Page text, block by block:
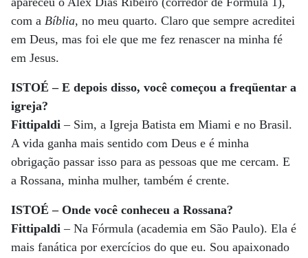
com a Bíblia, no meu quarto. Claro que sempre acreditei
em Deus, mas foi ele que me fez renascer na minha fé
em Jesus.
ISTOÉ – E depois disso, você começou a freqüentar a
igreja?
Fittipaldi – Sim, a Igreja Batista em Miami e no Brasil.
A vida ganha mais sentido com Deus e é minha
obrigação passar isso para as pessoas que me cercam. E
a Rossana, minha mulher, também é crente.
ISTOÉ – Onde você conheceu a Rossana?
Fittipaldi – Na Fórmula (academia em São Paulo). Ela é
mais fanática por exercícios do que eu. Sou apaixonado